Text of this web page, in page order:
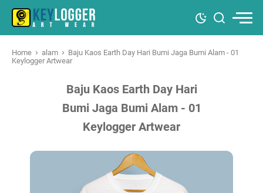
Home › alam › Baju Kaos Earth Day Hari Bumi Jaga Bumi Alam - 01
Keylogger Artwear
Baju Kaos Earth Day Hari
Bumi Jaga Bumi Alam - 01
Keylogger Artwear